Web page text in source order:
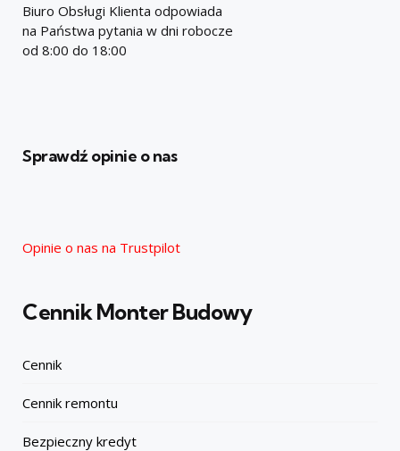
Biuro Obsługi Klienta odpowiada
na Państwa pytania w dni robocze
od 8:00 do 18:00
Sprawdź opinie o nas
Opinie o nas na Trustpilot
Cennik Monter Budowy
Cennik
Cennik remontu
Bezpieczny kredyt